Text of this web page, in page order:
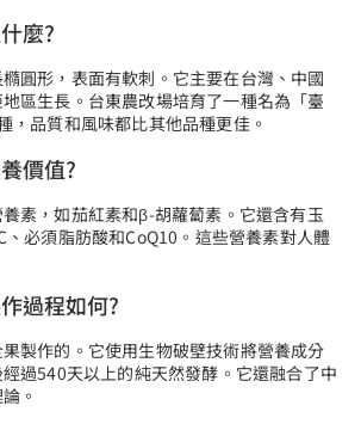
麼?
圓形，表面有軟刺。它主要在台灣、中國
區生長。台東農改場培育了一種名為「臺
，品質和風味都比其他品種更佳。
價值?
素，如茄紅素和β-胡蘿蔔素。它還含有玉
、必須脂肪酸和CoQ10。這些營養素對人體
過程如何?
製作的。它使用生物破壁技術將營養成分
過540天以上的純天然發酵。它還融合了中
。